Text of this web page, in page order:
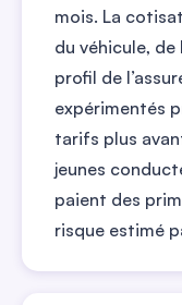
mois. La
du véhicule,
profil de
expérimentés
tarifs plus
jeunes
paient des
risque estimé